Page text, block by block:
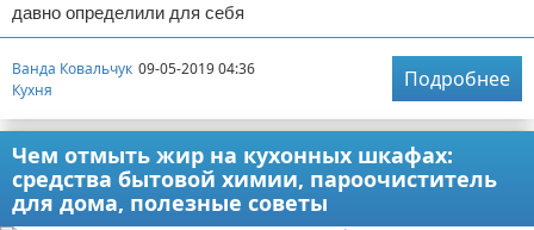
давно определили для себя
Ванда Ковальчук 09-05-2019 04:36
Кухня
Подробнее
Чем отмыть жир на кухонных шкафах:
средства бытовой химии, пароочиститель
для дома, полезные советы